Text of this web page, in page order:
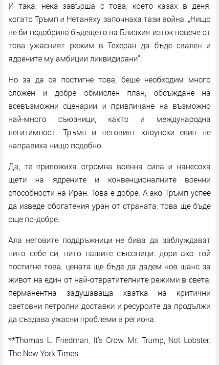
И така, нека завърша с това, което казах в деня,
когато Тръмп и Нетаняху започнаха тази война: „Нищо
не би подобрило бъдещето на Близкия изток повече от
това ужасният режим в Техеран да бъде свален и
ядрените му амбиции ликвидирани“.
Но за да се постигне това, беше необходим много
сложен и добре обмислен план, обсъждане на
всевъзможни сценарии и привличане на възможно
най-много съюзници, както и международна
легитимност. Тръмп и неговият клоунски екип не
направиха нищо подобно.
Да, те приложиха огромна военна сила и нанесоха
щети на ядрените и конвенционалните военни
способности на Иран. Това е добре. А ако Тръмп успее
да изведе обогатения уран от страната, това ще бъде
още по-добре.
Ала неговите поддръжници не бива да заблуждават
нито себе си, нито нашите съюзници: дори ако той
постигне това, цената ще бъде да дадем нов шанс за
живот на един от най-отвратителните режими в света,
перманентна задушаваща хватка на критични
световни петролни доставки и ресурсите да продължи
да създава ужасни проблеми в региона.
**Thomas L. Friedman, It’s Crow, Mr. Trump, Not Lobster.
The New York Times